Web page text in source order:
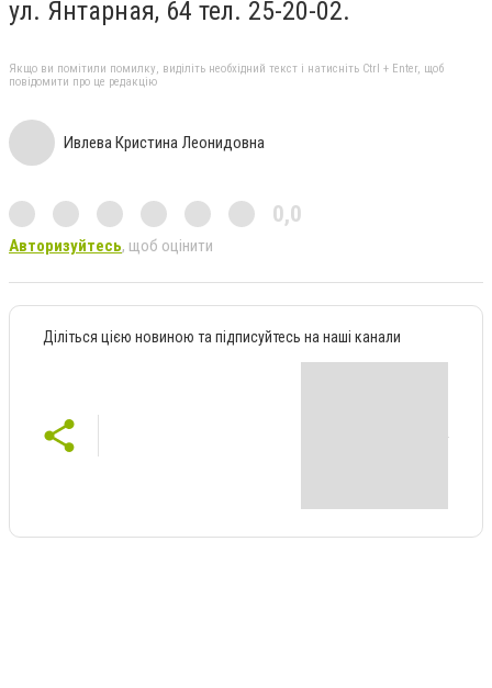
ул. Янтарная, 64 тел. 25-20-02.
Якщо ви помітили помилку, виділіть необхідний текст і натисніть Ctrl + Enter, щоб
повідомити про це редакцію
Ивлева Кристина Леонидовна
0,0
Авторизуйтесь, щоб оцінити
Діліться цією новиною та підписуйтесь на наші канали